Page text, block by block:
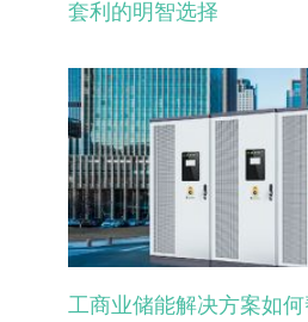
套利的明智选择
工商业储能解决方案如